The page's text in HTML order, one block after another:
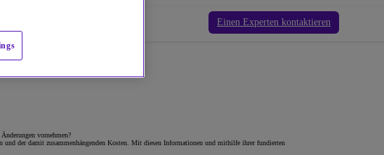
Einen Experten kontaktieren
vornehmen?
und der damit zusammenhängenden Kosten. Mit diesen Informationen und mithilfe ihrer fundierten